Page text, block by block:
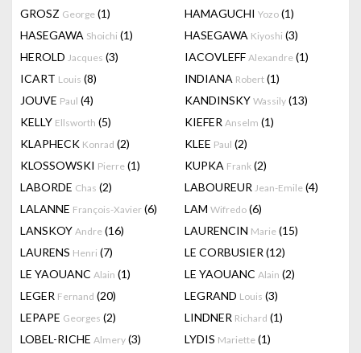
GROSZ George (1) HAMAGUCHI Yozo (1)
HASEGAWA Shoichi (1) HASEGAWA Kiyoshi (3)
HEROLD Jacques (3) IACOVLEFF Alexandre (1)
ICART Louis (8) INDIANA Robert (1)
JOUVE Paul (4) KANDINSKY Wassily (13)
KELLY Ellsworth (5) KIEFER Anselm (1)
KLAPHECK Konrad (2) KLEE Paul (2)
KLOSSOWSKI Pierre (1) KUPKA Frank (2)
LABORDE Chas (2) LABOUREUR Jean-Emile (4)
LALANNE François-Xavier (6) LAM Wifredo (6)
LANSKOY Andre (16) LAURENCIN Marie (15)
LAURENS Henri (7) LE CORBUSIER (12)
LE YAOUANC Alain (1) LE YAOUANC Alain (2)
LEGER Fernand (20) LEGRAND Louis (3)
LEPAPE Georges (2) LINDNER Richard (1)
LOBEL-RICHE Almery (3) LYDIS Mariette (1)